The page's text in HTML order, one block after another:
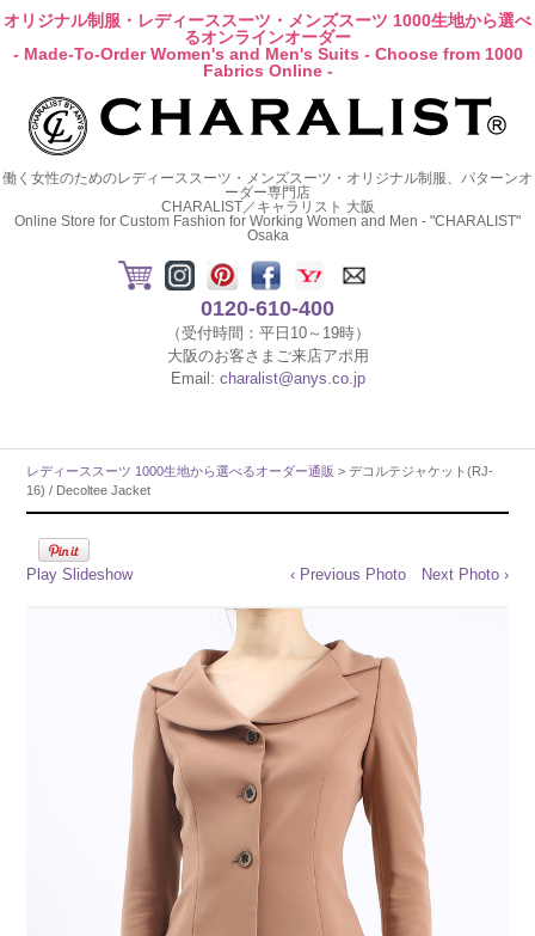
オリジナル制服・レディーススーツ・メンズスーツ 1000生地から選べ
るオンラインオーダー
- Made-To-Order Women's and Men's Suits - Choose from 1000
Fabrics Online -
働く女性のためのレディーススーツ・メンズスーツ・オリジナル制服、パターンオ
ーダー専門店
CHARALIST／キャラリスト 大阪
Online Store for Custom Fashion for Working Women and Men - "CHARALIST"
Osaka
0120-610-400
（受付時間：平日10～19時）
大阪のお客さまご来店アポ用
Email: charalist@anys.co.jp
レディーススーツ 1000生地から選べるオーダー通販 > デコルテジャケット(RJ-
16) / Decoltee Jacket
Play Slideshow ‹ Previous Photo Next Photo ›